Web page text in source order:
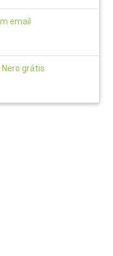
email
Nero grátis